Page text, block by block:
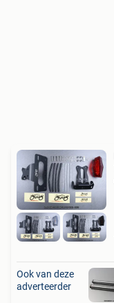
Ook van deze
adverteerder